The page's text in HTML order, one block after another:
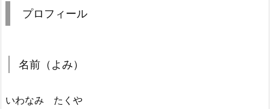
プロフィール
名前（よみ）
いわなみ たくや